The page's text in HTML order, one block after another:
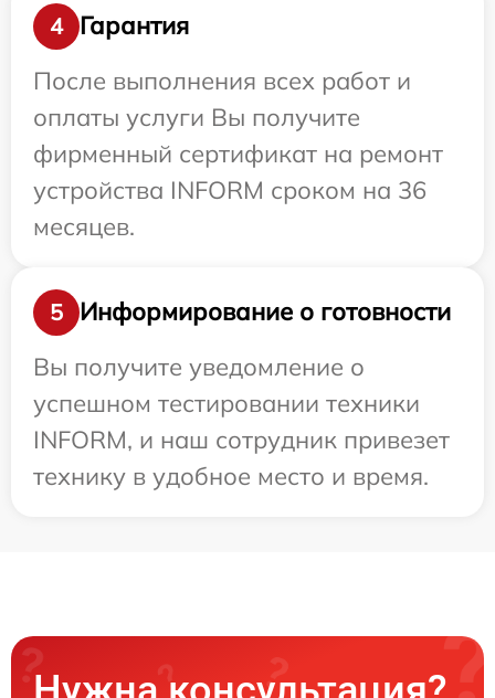
4
Гарантия
После выполнения всех работ и
оплаты услуги Вы получите
фирменный сертификат на ремонт
устройства INFORM сроком на 36
месяцев.
5
Информирование о готовности
Вы получите уведомление о
успешном тестировании техники
INFORM, и наш сотрудник привезет
технику в удобное место и время.